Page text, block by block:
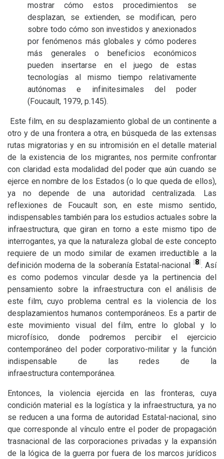
mostrar cómo estos procedimientos se
desplazan, se extienden, se modifican, pero
sobre todo cómo son investidos y anexionados
por fenómenos más globales y cómo poderes
más generales o beneficios económicos
pueden insertarse en el juego de estas
tecnologías al mismo tiempo relativamente
autónomas e infinitesimales del poder
(Foucault, 1979, p.145).
Este film, en su desplazamiento global de un continente a
otro y de una frontera a otra, en búsqueda de las extensas
rutas migratorias y en su intromisión en el detalle material
de la existencia de los migrantes, nos permite confrontar
con claridad esta modalidad del poder que aún cuando se
ejerce en nombre de los Estados (o lo que queda de ellos),
ya no depende de una autoridad centralizada. Las
reflexiones de Foucault son, en este mismo sentido,
indispensables también para los estudios actuales sobre la
infraestructura, que giran en torno a este mismo tipo de
interrogantes, ya que la naturaleza global de este concepto
requiere de un modo similar de examen irreductible a la
definición moderna de la soberanía Estatal-nacional
8 . Así
es como podemos vincular desde ya la pertinencia del
pensamiento sobre la infraestructura con el análisis de
este film, cuyo problema central es la violencia de los
desplazamientos humanos contemporáneos. Es a partir de
este movimiento visual del film, entre lo global y lo
microfísico, donde podremos percibir el ejercicio
contemporáneo del poder corporativo-militar y la función
indispensable de las redes de la
infraestructura contemporánea.
Entonces, la violencia ejercida en las fronteras, cuya
condición material es la logística y la infraestructura, ya no
se reducen a una forma de autoridad Estatal-nacional, sino
que corresponde al vínculo entre el poder de propagación
trasnacional de las corporaciones privadas y la expansión
de la lógica de la guerra por fuera de los marcos jurídicos